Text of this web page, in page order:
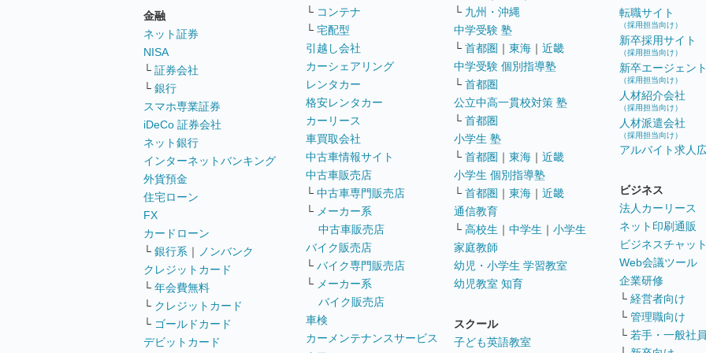
金融
ネット証券
NISA
└ 証券会社
└ 銀行
スマホ専業証券
iDeCo 証券会社
ネット銀行
インターネットバンキング
外貨預金
住宅ローン
FX
カードローン
└ 銀行系 ｜
ノンバンク
クレジットカード
└ 年会費無料
└ クレジットカード
└ ゴールドカード
デビットカード
└ コンテナ
└ 宅配型
引越し会社
カーシェアリング
レンタカー
格安レンタカー
カーリース
車買取会社
中古車情報サイト
中古車販売店
└ 中古車専門販売店
└ メーカー系
中古車販売店
バイク販売店
└ バイク専門販売店
└ メーカー系
バイク販売店
車検
カーメンテナンスサービス
└ 九州・沖縄
中学受験 塾
└ 首都圏 ｜ 東海 ｜ 近畿
中学受験 個別指導塾
└ 首都圏
公立中高一貫校対策 塾
└ 首都圏
小学生 塾
└ 首都圏 ｜ 東海 ｜ 近畿
小学生 個別指導塾
└ 首都圏 ｜ 東海 ｜ 近畿
通信教育
└ 高校生 ｜ 中学生 ｜ 小学生
家庭教師
幼児・小学生 学習教室
幼児教室 知育
スクール
子ども英語教室
転職サイト
（採用担当向け）
新卒採用サイト
（採用担当向け）
新卒エージェン
（採用担当向け）
人材紹介会社
（採用担当向け）
人材派遣会社
（採用担当向け）
アルバイト求人
ビジネス
法人カーリース
ネット印刷通販
ビジネスチャッ
Web会議ツール
企業研修
└ 経営者向け
└ 管理職向け
└ 若手・一般社